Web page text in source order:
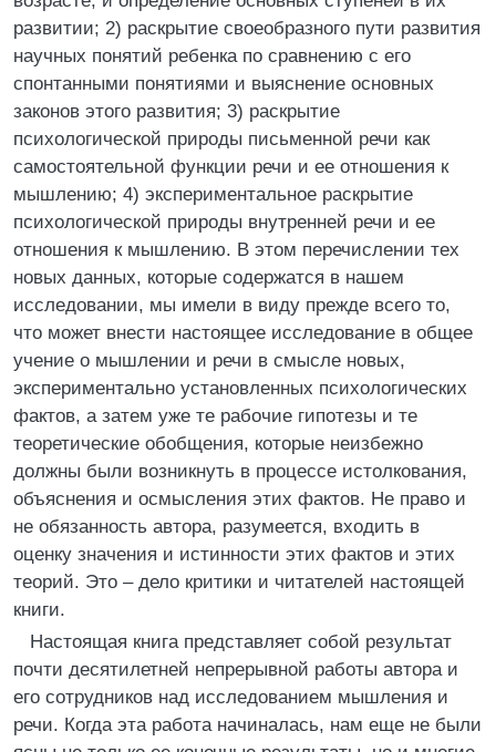
развитии; 2) раскрытие своеобразного пути развития
научных понятий ребенка по сравнению с его
спонтанными понятиями и выяснение основных
законов этого развития; 3) раскрытие
психологической природы письменной речи как
самостоятельной функции речи и ее отношения к
мышлению; 4) экспериментальное раскрытие
психологической природы внутренней речи и ее
отношения к мышлению. В этом перечислении тех
новых данных, которые содержатся в нашем
исследовании, мы имели в виду прежде всего то,
что может внести настоящее исследование в общее
учение о мышлении и речи в смысле новых,
экспериментально установленных психологических
фактов, а затем уже те рабочие гипотезы и те
теоретические обобщения, которые неизбежно
должны были возникнуть в процессе истолкования,
объяснения и осмысления этих фактов. Не право и
не обязанность автора, разумеется, входить в
оценку значения и истинности этих фактов и этих
теорий. Это – дело критики и читателей настоящей
книги.
Настоящая книга представляет собой результат
почти десятилетней непрерывной работы автора и
его сотрудников над исследованием мышления и
речи. Когда эта работа начиналась, нам еще не были